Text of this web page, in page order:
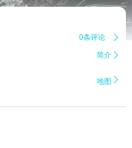
0条评论 
简介 
地图 